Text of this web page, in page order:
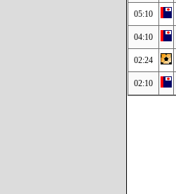
05:10
04:10
02:24
02:10